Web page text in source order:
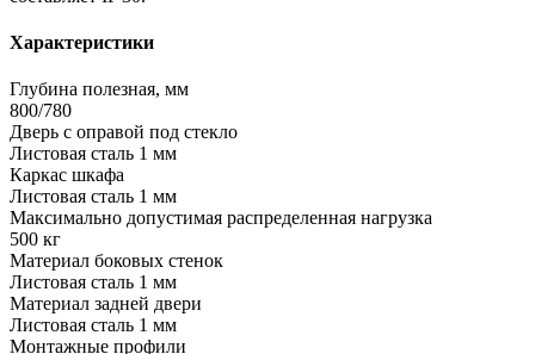
Характеристики
Глубина полезная, мм
800/780
Дверь с оправой под стекло
Листовая сталь 1 мм
Каркас шкафа
Листовая сталь 1 мм
Максимально допустимая распределенная нагрузка
500 кг
Материал боковых стенок
Листовая сталь 1 мм
Материал задней двери
Листовая сталь 1 мм
Монтажные профили